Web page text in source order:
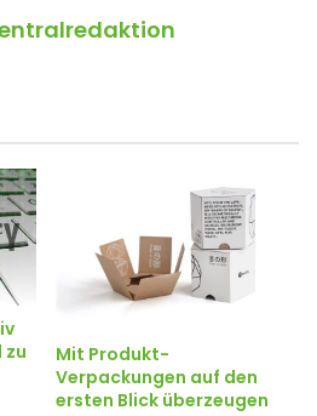
zu
Mit Produkt-
Verpackungen auf den
ersten Blick überzeugen